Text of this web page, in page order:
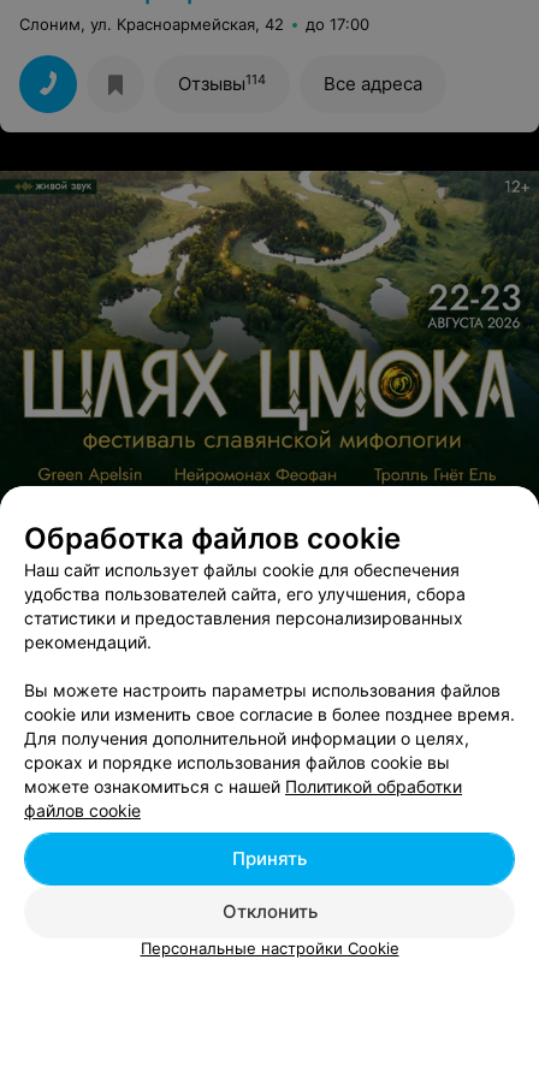
Слоним, ул. Красноармейская, 42 до 17:00
Отзывы114 Все адреса
ЭФФЕКТИВНАЯ РЕКЛАМА НА САЙТЕ
Добавить компанию
Добавить специалиста
Обработка файлов cookie
Наш сайт использует файлы cookie для обеспечения
удобства пользователей сайта, его улучшения, сбора
статистики и предоставления персонализированных
рекомендаций.
Вы можете настроить параметры использования файлов
cookie или изменить свое согласие в более позднее время.
Для получения дополнительной информации о целях,
сроках и порядке использования файлов cookie вы
можете ознакомиться с нашей Политикой обработки
файлов cookie
Отклонить
Принять
Персональные настройки Cookie